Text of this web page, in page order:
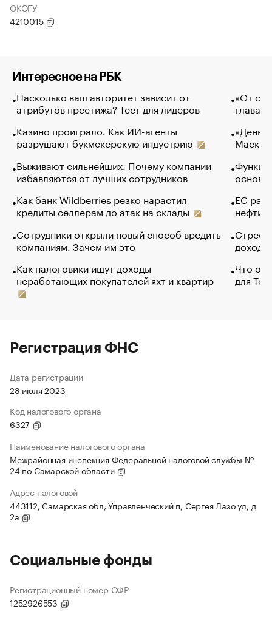
ОКОГУ
4210015
Интересное на РБК
Насколько ваш авторитет зависит от
атрибутов престижа? Тест для лидеров
Казино проиграло. Как ИИ-агенты
разрушают букмекерскую индустрию
Выживают сильнейших. Почему компании
избавляются от лучших сотрудников
Как банк Wildberries резко нарастил
кредиты селлерам до атак на склады
Сотрудники открыли новый способ вредить
компаниям. Зачем им это
Как налоговики ищут доходы
неработающих покупателей яхт и квартир
«От
глава
Маск в
основ
ЕС
нефти
Что
для
Регистрация ФНС
Дата регистрации
28 июля 2023
Код налогового органа
6327
Наименование налогового органа
Межрайонная инспекция Федеральной налоговой службы №
24 по Самарской области
Адрес налоговой
443112, Самарская обл, Управленческий п, Сергея Лазо ул, д
2а
Социальные фонды
Регистрационный номер СФР
1252926553